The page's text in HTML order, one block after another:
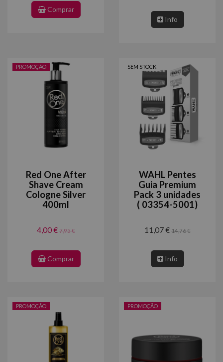
Comprar
Info
PROMOÇÃO
Red One After
Shave Cream
Cologne Silver
400ml
4,00 €7,95 €
Comprar
SEM STOCK
WAHL Pentes
Guia Premium
Pack 3 unidades
( 03354-5001)
11,07 €14,76 €
Info
PROMOÇÃO PROMOÇÃO